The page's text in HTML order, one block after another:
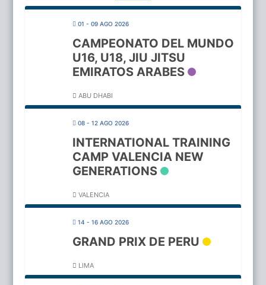
01 - 09 AGO 2026
CAMPEONATO DEL MUNDO
U16, U18, JIU JITSU
EMIRATOS ARABES
ABU DHABI
08 - 12 AGO 2026
INTERNATIONAL TRAINING
CAMP VALENCIA NEW
GENERATIONS
VALENCIA
14 - 16 AGO 2026
GRAND PRIX DE PERU
LIMA